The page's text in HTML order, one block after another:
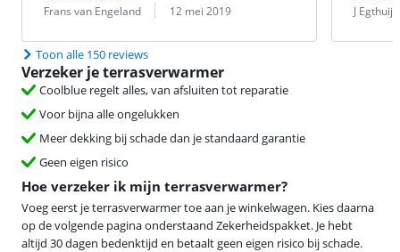
Beoordeling door:
Frans van Engeland
Datum: 12 mei 2019 J
Datum:
Toon alle 150 reviews
Verzeker je terrasverwarmer
Coolblue regelt alles, van afsluiten tot reparatie
Voor bijna alle ongelukken
Meer dekking bij schade dan je standaard garantie
Geen eigen risico
Hoe verzeker ik mijn terrasverwarmer?
Voeg eerst je terrasverwarmer toe aan je winkelwagen. Kies daarna
op de volgende pagina onderstaand Zekerheidspakket. Je hebt
altijd 30 dagen bedenktijd en betaalt geen eigen risico bij schade.